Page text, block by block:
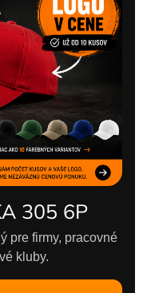
305 6P
pre firmy, pracovné
kluby.